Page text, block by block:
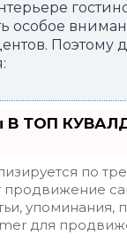
особое
В ТОП
по
продвижение
для